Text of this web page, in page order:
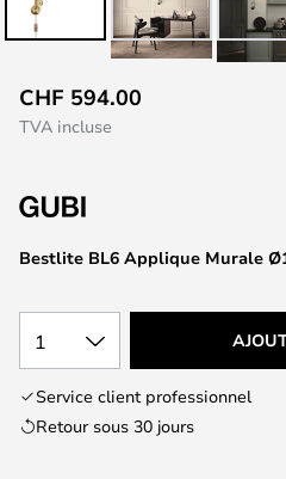
to
the
of
the
images
Bestlite BL6 Applique Murale
CHF 594.00
TVA incluse
1
Service client professionnel
Retour sous 30 jours